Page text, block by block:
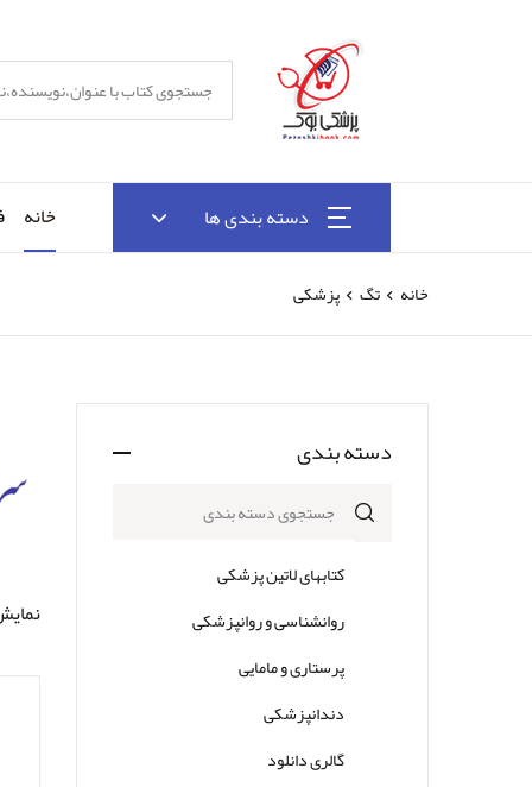
دسته بندی ها خانه
خانه تگ پزشکی
دسته بندی
جستجوی دسته بندی
کتابهای لاتین پزشکی
روانشناسی و روانپزشکی
پرستاری و مامایی
دندانپزشکی
گالری دانلود
نمایش 0تا32 از